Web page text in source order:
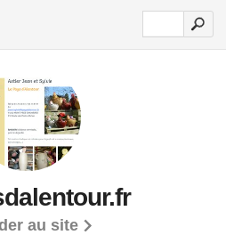
au site